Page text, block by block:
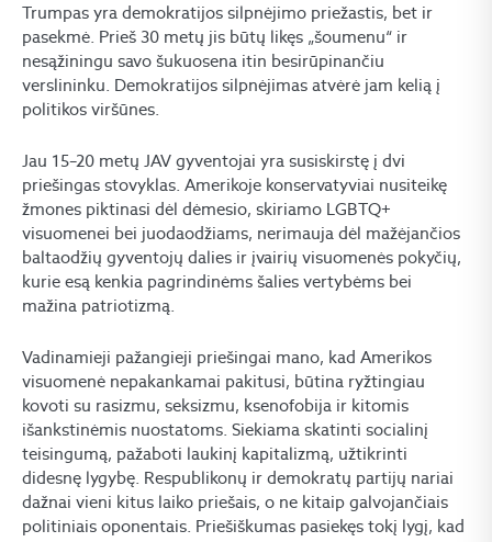
Trumpas yra demokratijos silpnėjimo priežastis, bet ir
pasekmė. Prieš 30 metų jis būtų likęs „šoumenu“ ir
nesąžiningu savo šukuosena itin besirūpinančiu
verslininku. Demokratijos silpnėjimas atvėrė jam kelią į
politikos viršūnes.
Jau 15–20 metų JAV gyventojai yra susiskirstę į dvi
priešingas stovyklas. Amerikoje konservatyviai nusiteikę
žmones piktinasi dėl dėmesio, skiriamo LGBTQ+
visuomenei bei juodaodžiams, nerimauja dėl mažėjančios
baltaodžių gyventojų dalies ir įvairių visuomenės pokyčių,
kurie esą kenkia pagrindinėms šalies vertybėms bei
mažina patriotizmą.
Vadinamieji pažangieji priešingai mano, kad Amerikos
visuomenė nepakankamai pakitusi, būtina ryžtingiau
kovoti su rasizmu, seksizmu, ksenofobija ir kitomis
išankstinėmis nuostatoms. Siekiama skatinti socialinį
teisingumą, pažaboti laukinį kapitalizmą, užtikrinti
didesnę lygybę. Respublikonų ir demokratų partijų nariai
dažnai vieni kitus laiko priešais, o ne kitaip galvojančiais
politiniais oponentais. Priešiškumas pasiekęs tokį lygį, kad